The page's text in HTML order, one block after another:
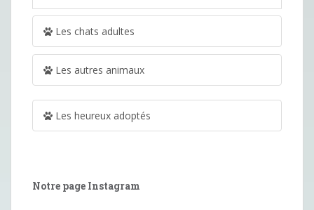
Les chats adultes
Les autres animaux
Les heureux adoptés
Notre page Instagram